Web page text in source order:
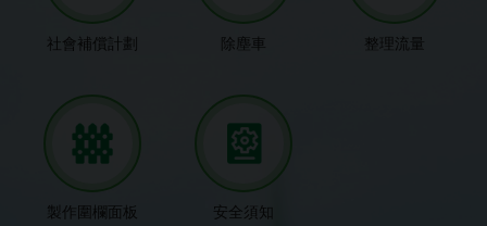
社會補償計劃 除塵車 整理流量
製作圍欄面板 安全須知